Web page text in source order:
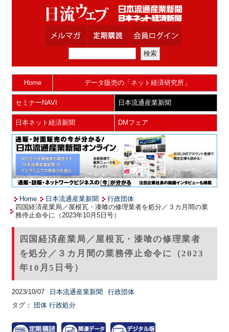
Home データ販売の「ネット経済研究所」
セミナーNAVI 日本流通産業新聞
日本ネット経済新聞 DMフェア
Home 日本流通産業新聞
行政団体
四国経済産業局／屋根瓦・漆喰の修理業者を処分／３カ月間の業
務停止命令に（2023年10月5日号）
四国経済産業局／屋根瓦・漆喰の修理業者
を処分／３カ月間の業務停止命令に（2023
年10月5日号）
2023/10/07 日本流通産業新聞
行政団体
タグ：
団体 行政処分